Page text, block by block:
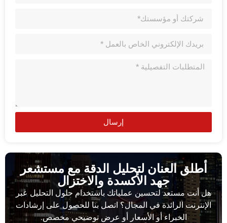
إرسال
أطلق العنان لتحليل الدقة مع مستشعر
جهد الأكسدة والاختزال
هل أنت مستعد لتحسين عملياتك باستخدام حلول التحليل عبر
الإنترنت الرائدة في المجال؟ اتصل بنا للحصول على إرشادات
الخبراء أو الأسعار أو عرض توضيحي مخصص.